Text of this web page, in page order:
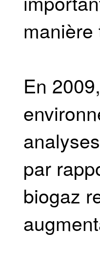
En
par
biogaz